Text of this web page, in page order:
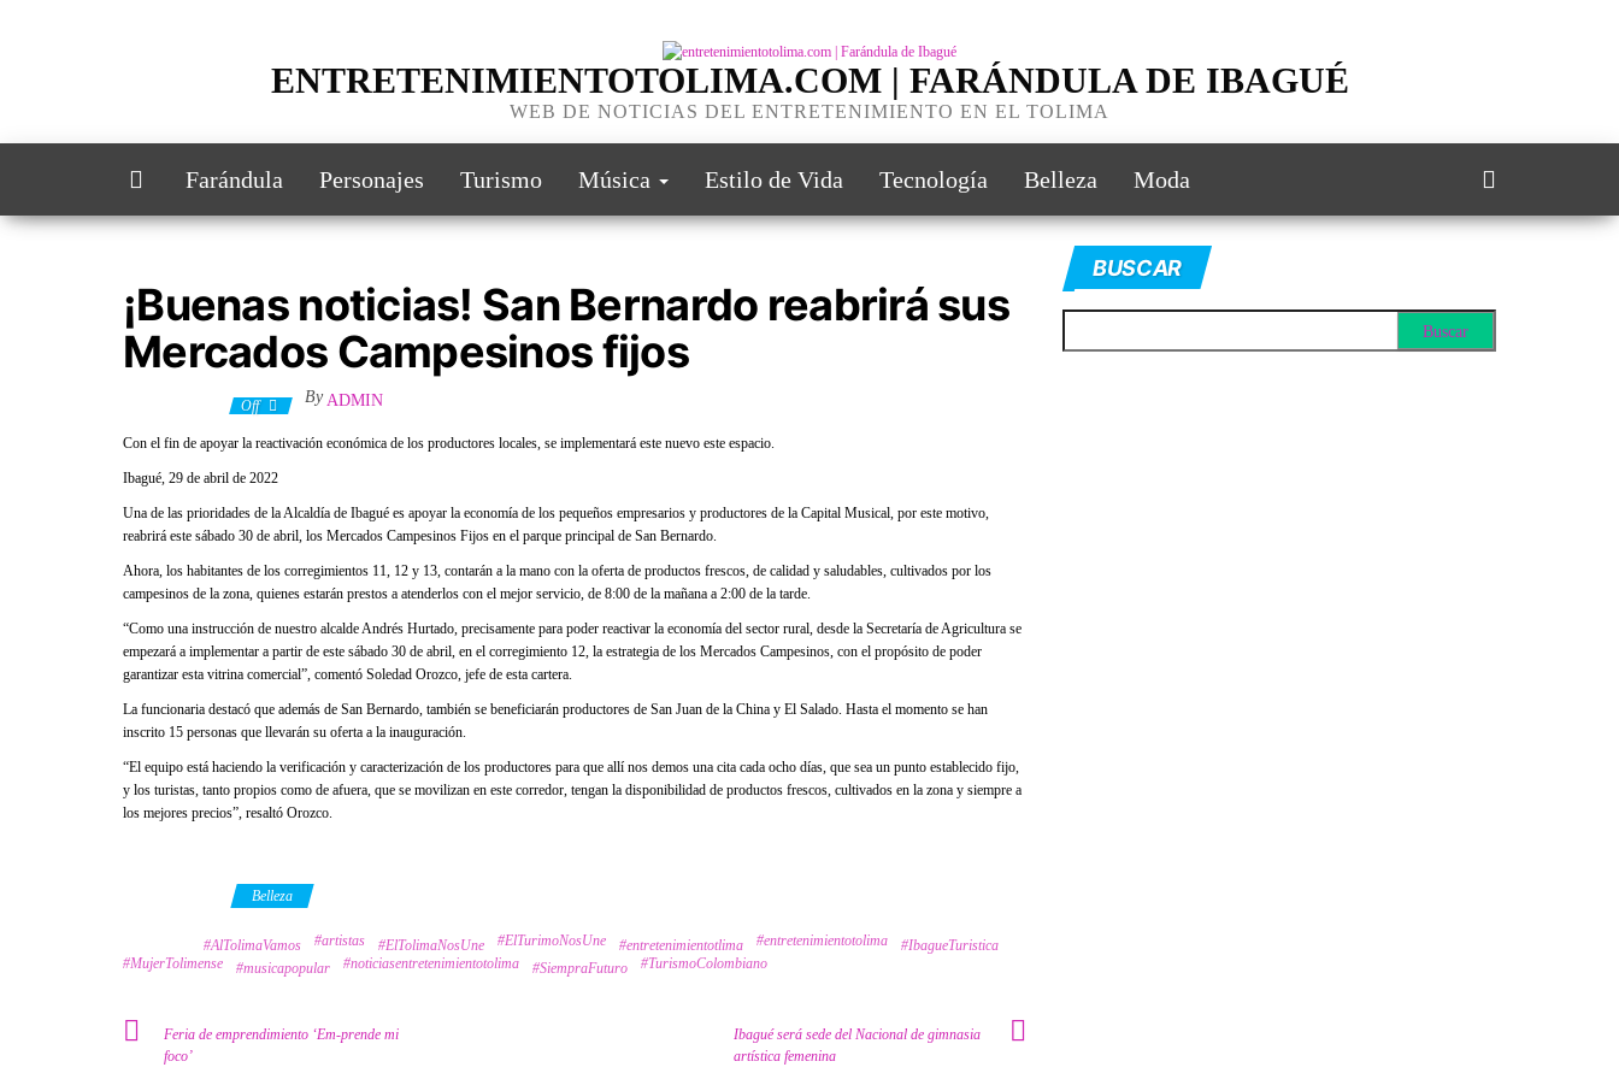
ENTRETENIMIENTOTOLIMA.COM | FARÁNDULA DE IBAGUÉ
WEB DE NOTICIAS DEL ENTRETENIMIENTO EN EL TOLIMA
Farándula Personajes Turismo Música Estilo de Vida Tecnología Belleza Moda
¡Buenas noticias! San Bernardo reabrirá sus
Mercados Campesinos fijos
Off By ADMIN
Con el fin de apoyar la reactivación económica de los productores locales, se implementará este nuevo este espacio.
Ibagué, 29 de abril de 2022
Una de las prioridades de la Alcaldía de Ibagué es apoyar la economía de los pequeños empresarios y productores de la Capital Musical, por este motivo,
reabrirá este sábado 30 de abril, los Mercados Campesinos Fijos en el parque principal de San Bernardo.
Ahora, los habitantes de los corregimientos 11, 12 y 13, contarán a la mano con la oferta de productos frescos, de calidad y saludables, cultivados por los
campesinos de la zona, quienes estarán prestos a atenderlos con el mejor servicio, de 8:00 de la mañana a 2:00 de la tarde.
“Como una instrucción de nuestro alcalde Andrés Hurtado, precisamente para poder reactivar la economía del sector rural, desde la Secretaría de Agricultura se
empezará a implementar a partir de este sábado 30 de abril, en el corregimiento 12, la estrategia de los Mercados Campesinos, con el propósito de poder
garantizar esta vitrina comercial”, comentó Soledad Orozco, jefe de esta cartera.
La funcionaria destacó que además de San Bernardo, también se beneficiarán productores de San Juan de la China y El Salado. Hasta el momento se han
inscrito 15 personas que llevarán su oferta a la inauguración.
“El equipo está haciendo la verificación y caracterización de los productores para que allí nos demos una cita cada ocho días, que sea un punto establecido fijo,
y los turistas, tanto propios como de afuera, que se movilizan en este corredor, tengan la disponibilidad de productos frescos, cultivados en la zona y siempre a
los mejores precios”, resaltó Orozco.
Belleza
#AlTolimaVamos #artistas #ElTolimaNosUne #ElTurimoNosUne #entretenimientotlima #entretenimientotolima
#IbagueTuristica
#MujerTolimense
#musicapopular #noticiasentretenimientotolima #SiempraFuturo #TurismoColombiano
Feria de emprendimiento ‘Em-prende mi
foco’
Ibagué será sede del Nacional de gimnasia
artística femenina
BUSCAR